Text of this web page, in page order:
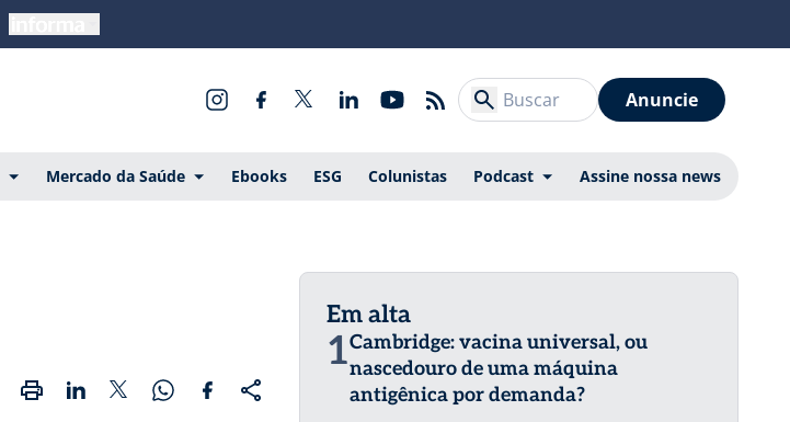
Anuncie
Mercado da Saúde Ebooks ESG Colunistas Podcast Assine nossa news
Em alta
1Cambridge: vacina universal, ou
nascedouro de uma máquina
antigênica por demanda?